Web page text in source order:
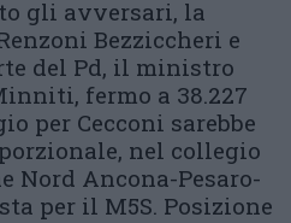
gli avversari, la
Bezziccheri e
del Pd, il ministro
fermo a 38.227
per Cecconi sarebbe
nel collegio
Nord Ancona-Pesaro-
per il M5S. Posizione